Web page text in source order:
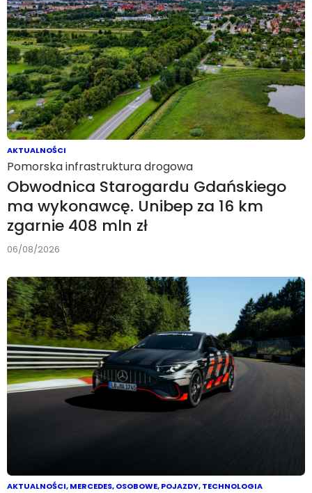
AKTUALNOŚCI
Pomorska infrastruktura drogowa
Obwodnica Starogardu Gdańskiego
ma wykonawcę. Unibep za 16 km
zgarnie 408 mln zł
06/08/2026
AKTUALNOŚCI,MERCEDES,OSOBOWE,POJAZDY,TECHNOLOGIA